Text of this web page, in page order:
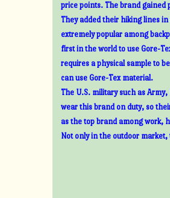
price points. The brand gained
They added their hiking lines
extremely popular among
first in the world to use Gore-
requires a physical sample to
can use Gore-Tex material.
The U.S. military such as
wear this brand on duty, so
as the top brand among work,
Not only in the outdoor